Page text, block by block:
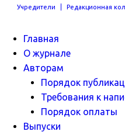
Учредители Редакционная
Главная
О журнале
Авторам
Порядок
Требования к
Порядок оплаты
Выпуски